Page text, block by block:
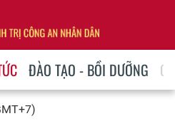
ĐÀO TẠO - BỒI DƯỠNG